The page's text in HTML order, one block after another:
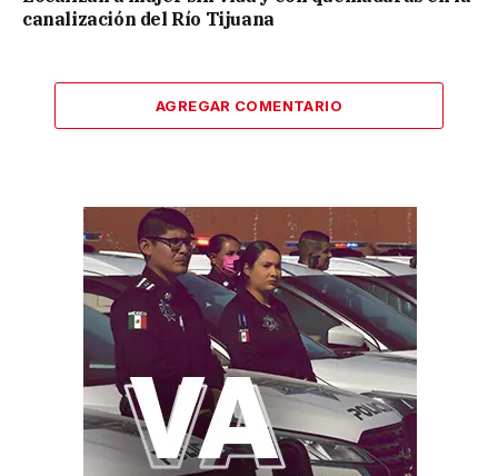
canalización del Río Tijuana
AGREGAR COMENTARIO